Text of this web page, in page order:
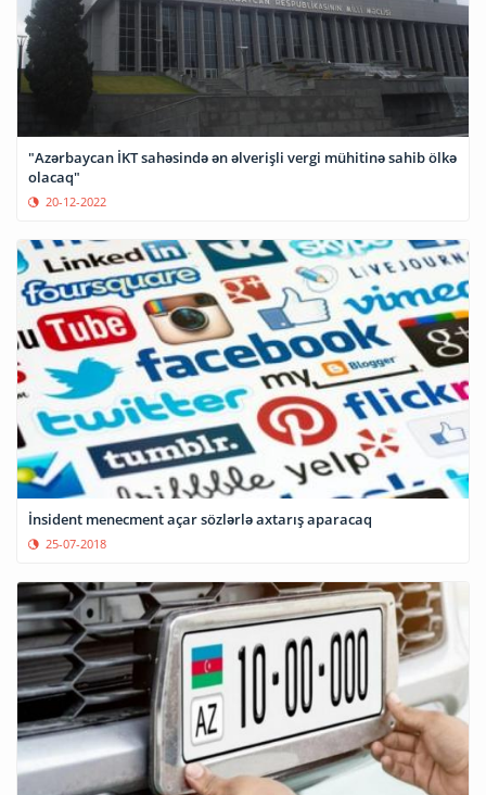
"Azərbaycan İKT sahəsində ən əlverişli vergi mühitinə sahib ölkə
olacaq"
20-12-2022
İnsident menecment açar sözlərlə axtarış aparacaq
25-07-2018